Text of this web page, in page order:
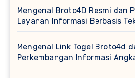
Mengenal Broto4D Resmi dan
Layanan Informasi Berbasis
Mengenal Link Togel Broto4d
Perkembangan Informasi